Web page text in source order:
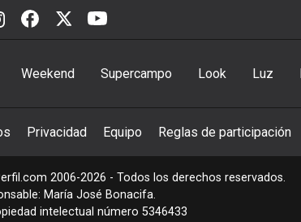
Weekend Supercampo Look Luz
Privacidad Equipo Reglas de participación
2006-2026 - Todos los derechos reservados.
María José Bonacifa.
intelectual número 5346433